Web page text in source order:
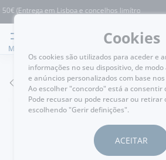
em Lisboa e concelhos limítrofes) ⚠️
MENU
VOLTAR
Cookies
Os cookies são utilizados para aceder e
informações no seu dispositivo, de
e anúncios personalizados com base nos
Ao escolher "concordo" está a consentir
Pode recusar ou pode recusar ou
escolhendo "Gerir definições".
ACEITAR